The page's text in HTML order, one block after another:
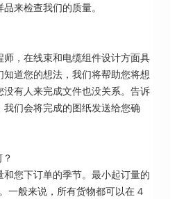
来检查我们的质量。
，在线束和电缆组件设计方面具
道您的想法，我们将帮助您将想
有人来完成文件也没关系。告诉
们会将完成的图纸发送给您确
您下订单的季节。最小起订量的
一般来说，所有货物都可以在 4